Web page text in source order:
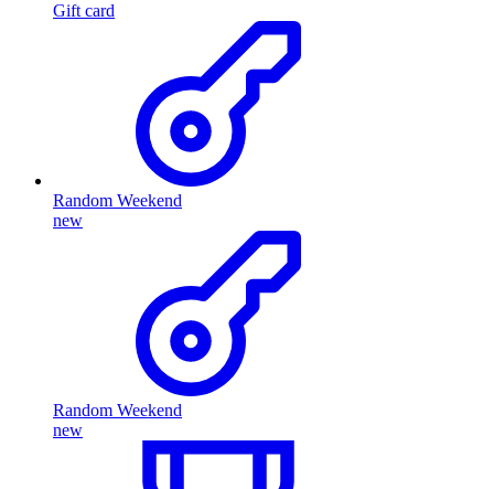
Gift card
Random Weekend
new
Random Weekend
new